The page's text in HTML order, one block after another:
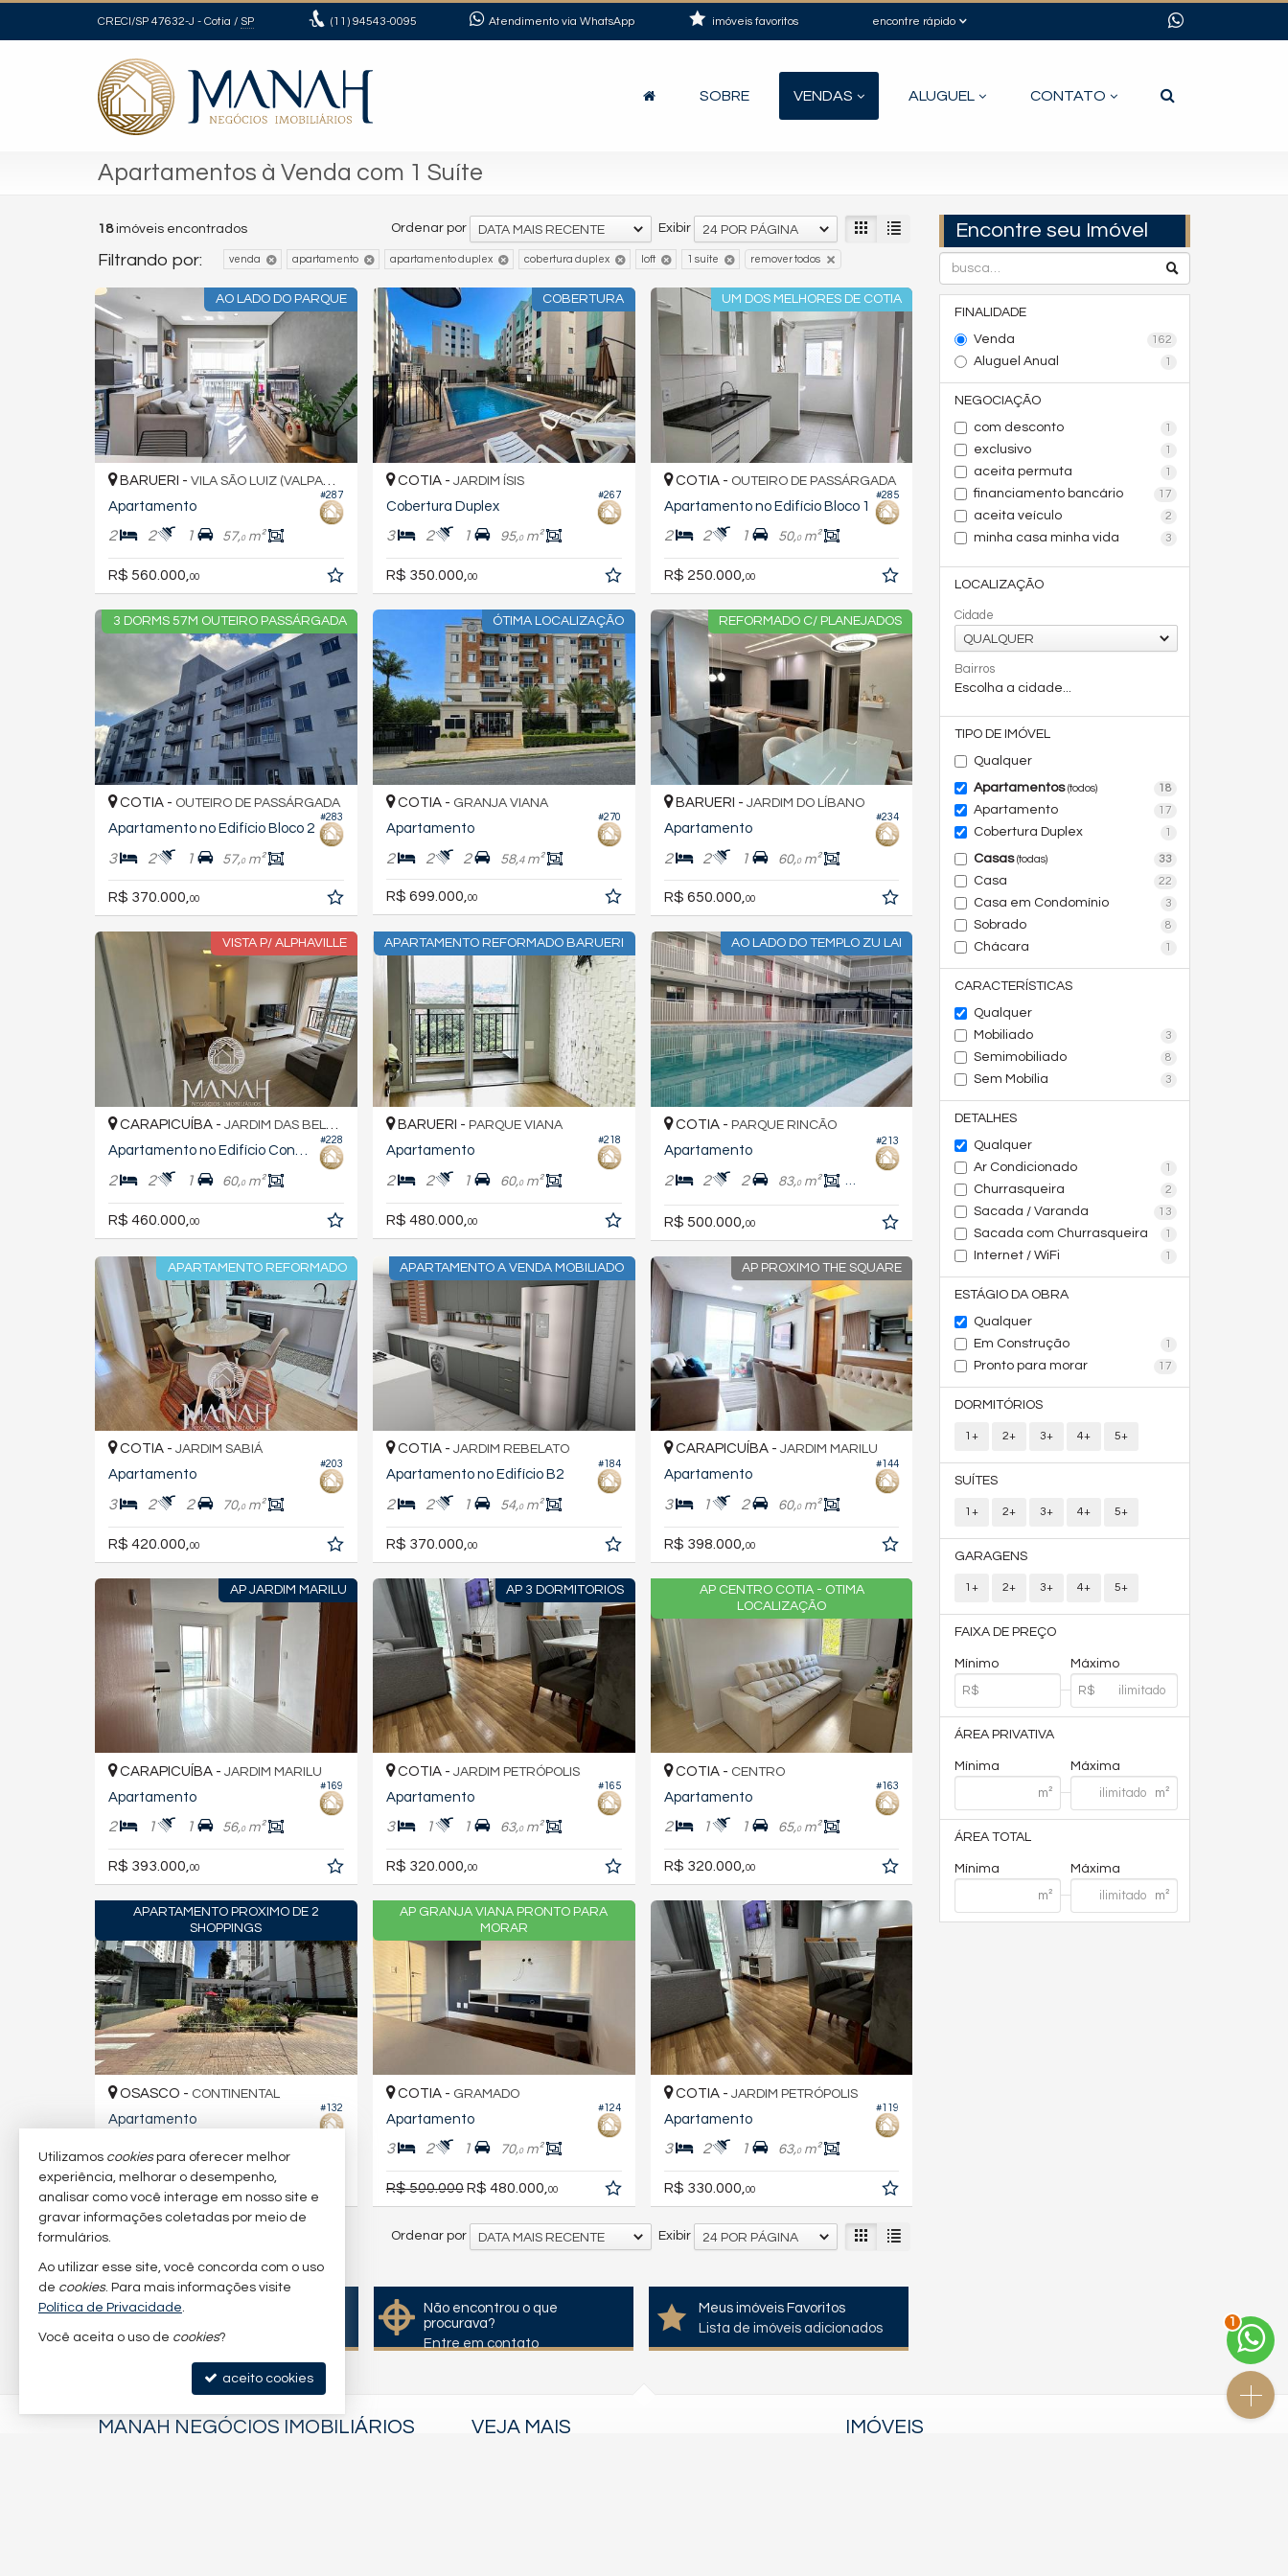
CRECI/SP 47632-J - Cotia / SP (11)94543-0095 Atendimento via WhatsApp encontre rápido
imóveis favoritos
SOBRE VENDAS ALUGUEL CONTATO
Apartamentos à Venda com 1 Suíte
Encontre seu Imóvel
FINALIDADE
Venda
162
Aluguel Anual 1
NEGOCIAÇÃO
com desconto
1
exclusivo 1
aceita permuta 1
financiamento bancário 17
aceita veículo 2
minha casa minha vida 3
LOCALIZAÇÃO
Cidade
QUALQUER
Bairros
Escolha a cidade...
TIPO DE IMÓVEL
Qualquer
Apartamentos(todos) 18
Apartamento 17
Cobertura Duplex 1
Casas(todas) 33
Casa 22
Casa em Condomínio 3
Sobrado 8
Chácara 1
CARACTERÍSTICAS
Qualquer
Mobiliado
3
Semimobiliado 8
Sem Mobília 3
DETALHES
Qualquer
Ar Condicionado
1
Churrasqueira 2
Sacada / Varanda 13
Sacada com Churrasqueira 1
Internet / WiFi 1
ESTÁGIO DA OBRA
Qualquer
Em Construção
1
Pronto para morar 17
DORMITÓRIOS
1+ 2+ 3+ 4+ 5+
SUÍTES
1+ 2+ 3+ 4+ 5+
GARAGENS
1+ 2+ 3+ 4+ 5+
FAIXA DE PREÇO
Mínimo Máximo
ÁREA PRIVATIVA
Mínima Máxima
ÁREA TOTAL
Mínima Máxima
18imóveis encontrados Exibir 24 POR PÁGINA
Ordenar por DATA MAIS RECENTE
Filtrando por: venda apartamento apartamento duplex cobertura duplex loft 1 suíte remover todos
AO LADO DO PARQUE
#287
BARUERI - VILA SÃO LUIZ (VALPARAÍZO)
Apartamento
2 2 1 57,0m²
R$ 560.000, 00
COBERTURA
#267
COTIA - JARDIM ÍSIS
Cobertura Duplex
3 2 1 95,0m²
R$ 350.000, 00
UM DOS MELHORES DE COTIA
#285
COTIA - OUTEIRO DE PASSÁRGADA
Apartamento no Edifício Bloco 1
2 2 1 50,0m²
R$ 250.000, 00
3 DORMS 57M OUTEIRO PASSÁRGADA
#283
COTIA - OUTEIRO DE PASSÁRGADA
Apartamento no Edifício Bloco 2
3 2 1 57,0m²
R$ 370.000,00
ÓTIMA LOCALIZAÇÃO
#270
COTIA - GRANJA VIANA
Apartamento
2 2 2 58,4m²
R$ 699.000,00
REFORMADO C/ PLANEJADOS
#234
BARUERI - JARDIM DO LÍBANO
Apartamento
2 2 1 60,0m²
R$ 650.000,00
VISTA P/ ALPHAVILLE
#228
CARAPICUÍBA - JARDIM DAS BELEZAS
Apartamento no Edifício Condominio Square Carapicuiba
2 2 1 60,0m²
R$ 460.000, 00
APARTAMENTO REFORMADO BARUERI
#218
BARUERI - PARQUE VIANA
Apartamento
2 2 1 60,0m²
R$ 480.000, 00
AO LADO DO TEMPLO ZU LAI
#213
COTIA - PARQUE RINCÃO
Apartamento
2 2 2 83,0m² 65,
R$ 500.000, 00
APARTAMENTO REFORMADO
#203
COTIA - JARDIM SABIÁ
Apartamento
3 2 2 70,0m²
R$ 420.000, 00
APARTAMENTO A VENDA MOBILIADO
#184
COTIA - JARDIM REBELATO
Apartamento no Edifício B2
2 2 1 54,0m²
R$ 370.000, 00
AP PROXIMO THE SQUARE
#144
CARAPICUÍBA - JARDIM MARILU
Apartamento
3 1 2 60,0m²
R$ 398.000, 00
AP JARDIM MARILU
#169
CARAPICUÍBA - JARDIM MARILU
Apartamento
2 1 1 56,0m²
R$ 393.000, 00
AP 3 DORMITORIOS
#165
COTIA - JARDIM PETRÓPOLIS
Apartamento
3 1 1 63,0m²
R$ 320.000, 00
AP CENTRO COTIA - OTIMA
LOCALIZAÇÃO
#163
COTIA - CENTRO
Apartamento
2 1 1 65,0m²
R$ 320.000, 00
APARTAMENTO PROXIMO DE 2
SHOPPINGS
#132
OSASCO - CONTINENTAL
Apartamento
m²
R$ 795.000,
AP GRANJA VIANA PRONTO PARA
MORAR
#124
COTIA - GRAMADO
Apartamento
3 2 1 70,0m²
R$ 500.000R$ 480.000, 00
#119
COTIA - JARDIM PETRÓPOLIS
Apartamento
3 2 1 63,0m²
R$ 330.000, 00
18 Exibir 24 POR PÁGINA
Ordenar por DATA MAIS RECENTE
(nenhuma avaliação)
Quer vender seu imóvel?
Cadastre-se e anuncie
conosco
Não encontrou o que
procurava?
Entre em contato
Meus imóveis Favoritos
Lista de imóveis adicionados
MANAH NEGÓCIOS IMOBILIÁRIOS VEJA MAIS IMÓVEIS
2
Utilizamos cookiespara oferecer melhor
experiência, melhorar o desempenho,
analisar como você interage em nosso site e
gravar informações coletadas por meio de
formulários.
Ao utilizar esse site, você concorda com o uso
de cookies. Para mais informações visite
Política de Privacidade.
Você aceita o uso de cookies?
aceito cookies